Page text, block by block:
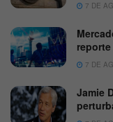
7 DE
7 DE
Jamie